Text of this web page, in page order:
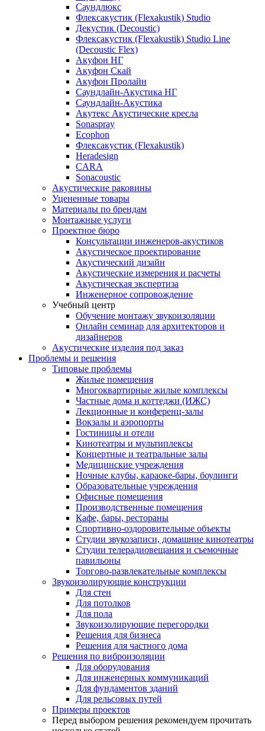
Саундлюкс
Флексакустик (Flexakustik) Studio
Декустик (Decoustic)
Флексакустик (Flexakustik) Studio Line
(Decoustic Flex)
Акуфон НГ
Акуфон Скай
Акуфон Пролайн
Саундлайн-Акустика НГ
Саундлайн-Акустика
Акутекс Акустические кресла
Sonaspray
Ecophon
Флексакустик (Flexakustik)
Heradesign
CARA
Sonacoustic
Акустические раковины
Уцененные товары
Материалы по брендам
Монтажные услуги
Проектное бюро
Консультации инженеров-акустиков
Акустическое проектирование
Акустический дизайн
Акустические измерения и расчеты
Акустическая экспертиза
Инженерное сопровождение
Учебный центр
Обучение монтажу звукоизоляции
Онлайн семинар для архитекторов и
дизайнеров
Акустические изделия под заказ
Проблемы и решения
Типовые проблемы
Жилые помещения
Многоквартирные жилые комплексы
Частные дома и коттеджи (ИЖС)
Лекционные и конференц-залы
Вокзалы и аэропорты
Гостиницы и отели
Кинотеатры и мультиплексы
Концертные и театральные залы
Медицинские учреждения
Ночные клубы, караоке-бары, боулинги
Образовательные учреждения
Офисные помещения
Производственные помещения
Кафе, бары, рестораны
Спортивно-оздоровительные объекты
Студии звукозаписи, домашние кинотеатры
Студии телерадиовещания и съемочные
павильоны
Торгово-развлекательные комплексы
Звукоизолирующие конструкции
Для стен
Для потолков
Для пола
Звукоизолирующие перегородки
Решения для бизнеса
Решения для частного дома
Решения по виброизоляции
Для оборудования
Для инженерных коммуникаций
Для фундаментов зданий
Для рельсовых путей
Примеры проектов
Перед выбором решения рекомендуем прочитать